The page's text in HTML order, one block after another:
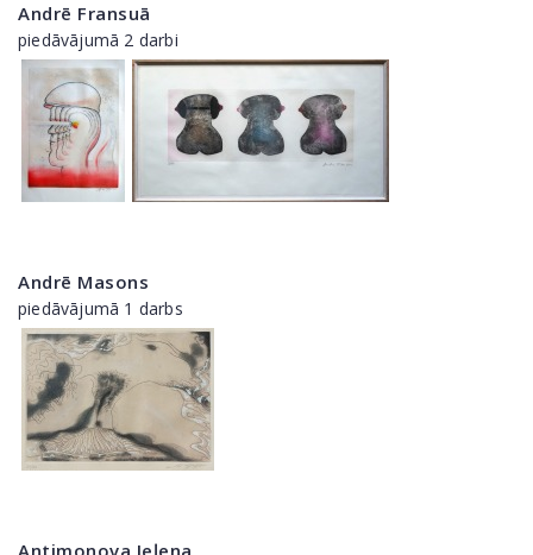
Andrē Fransuā
piedāvājumā 2 darbi
Andrē Masons
piedāvājumā 1 darbs
Antimonova Jeļena